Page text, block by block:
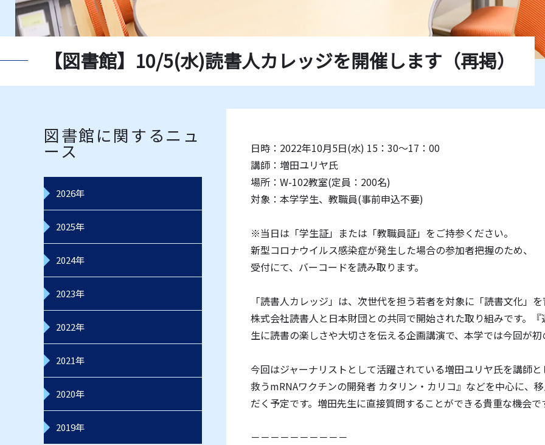
データベース一覧
【図書館】10/5(水)読書人カレッジを開催します（再掲）
図書館に関するニュ
ース
2026年
2025年
2024年
2023年
2022年
2021年
2020年
2019年
日時：2022年10月5日(水) 15：30～17：00
講師：増田ユリヤ氏
場所：W-102教室(定員：200名)
対象：本学学生、教職員(事前申込不要)
※当日は「学生証」または「教職員証」をご持参ください。
新型コロナウイルス感染症が発生した場合の参加者把握のため、
受付にて、バーコードを読み取ります。
「読書人カレッジ」は、次世代を担う若者を対象に「読書文化」
株式会社読書人と日本財団との共同で開始された取り組みです。
生に読書の楽しさや大切さを伝える企画講演で、本学では今回が
今回はジャーナリストとして活躍されている増田ユリヤ氏を講師
救うmRNAワクチンの開発者 カタリン・カリコ』などを中心に、
だく予定です。増田先生に直接質問することができる貴重な機会
－－－－－－－－－－